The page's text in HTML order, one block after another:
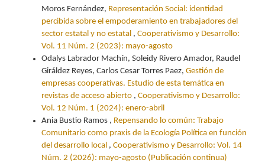
Moros Fernández, Representación Social: identidad
percibida sobre el empoderamiento en trabajadores del
sector estatal y no estatal , Cooperativismo y Desarrollo:
Vol. 11 Núm. 2 (2023): mayo-agosto
Odalys Labrador Machín, Soleidy Rivero Amador, Raudel
Giráldez Reyes, Carlos Cesar Torres Paez, Gestión de
empresas cooperativas. Estudio de esta temática en
revistas de acceso abierto , Cooperativismo y Desarrollo:
Vol. 12 Núm. 1 (2024): enero-abril
Ania Bustio Ramos , Repensando lo común: Trabajo
Comunitario como praxis de la Ecología Política en función
del desarrollo local , Cooperativismo y Desarrollo: Vol. 14
Núm. 2 (2026): mayo-agosto (Publicación continua)